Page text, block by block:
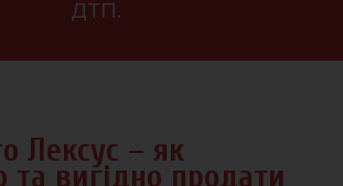
ДТП.
Лексус – як
та вигідно продати